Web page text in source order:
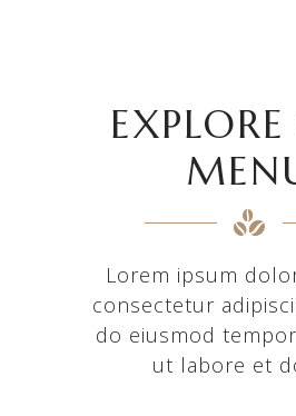
Lorem ipsum
consectetur
do eiusmod
ut labore et